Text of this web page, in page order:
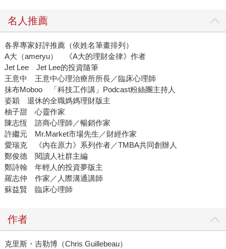
名人推薦
各界專家好評推薦（依姓名筆畫排列）
A大（ameryu） 《A大的理財金律》作者
Jet Lee Jet Lee的投資隨筆
王意中 王意中心理治療所所長／臨床心理師
抹布Moboo 「科技工作講」Podcast粉絲團主持人
姿穎 退休的全職媽媽理財版主
柚子甜 心靈作家
陳志恆 諮商心理師／暢銷作家
許繼元 Mr.Market市場先生／財經作家
愛瑞克 《內在原力》系列作者／TMBA共同創辦人
鄭俊德 閱讀人社群主編
鄭詩翰 年輕人的投資夢版主
羅志仲 作家／人際溝通講師
蘇益賢 臨床心理師
作者
克里斯・吉勒博（Chris Guillebeau）